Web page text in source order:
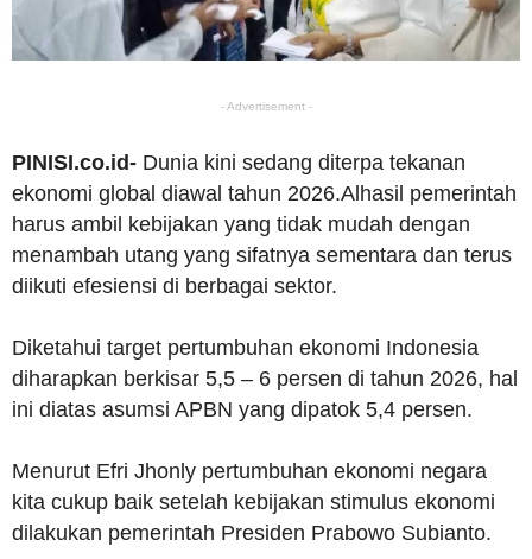
- Advertisement -
PINISI.co.id- Dunia kini sedang diterpa tekanan
ekonomi global diawal tahun 2026.Alhasil pemerintah
harus ambil kebijakan yang tidak mudah dengan
menambah utang yang sifatnya sementara dan terus
diikuti efesiensi di berbagai sektor.
Diketahui target pertumbuhan ekonomi Indonesia
diharapkan berkisar 5,5 – 6 persen di tahun 2026, hal
ini diatas asumsi APBN yang dipatok 5,4 persen.
Menurut Efri Jhonly pertumbuhan ekonomi negara
kita cukup baik setelah kebijakan stimulus ekonomi
dilakukan pemerintah Presiden Prabowo Subianto.